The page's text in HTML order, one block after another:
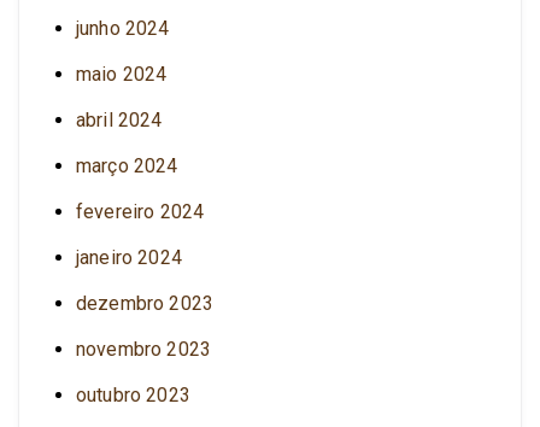
junho 2024
maio 2024
abril 2024
março 2024
fevereiro 2024
janeiro 2024
dezembro 2023
novembro 2023
outubro 2023